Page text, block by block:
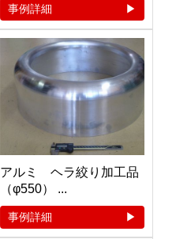
事例詳細
アルミ ヘラ絞り加工品
（φ550） ...
事例詳細